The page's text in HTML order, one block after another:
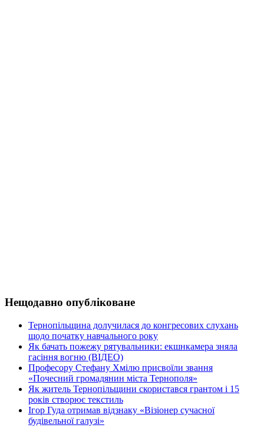
Нещодавно опубліковане
Тернопільщина долучилася до конгресових слухань
щодо початку навчального року
Як бачать пожежу рятувальники: екшнкамера зняла
гасіння вогню (ВІДЕО)
Професору Стефану Хмілю присвоїли звання
«Почесний громадянин міста Тернополя»
Як житель Тернопільщини скористався грантом і 15
років створює текстиль
Ігор Гуда отримав відзнаку «Візіонер сучасної
будівельної галузі»